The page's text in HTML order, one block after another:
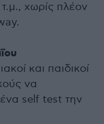
χωρίς πλέον
και παιδικοί
να
self test την